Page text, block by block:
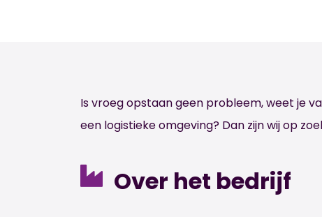
Is vroeg opstaan geen probleem, weet je
een logistieke omgeving? Dan zijn wij op
Over het bedrijf